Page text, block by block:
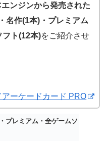
エンジンから発売された
名作(1本)・プレミアム
フト(12本)をご紹介させ
ーケードカード PRO
プレミアム・全ゲームソ